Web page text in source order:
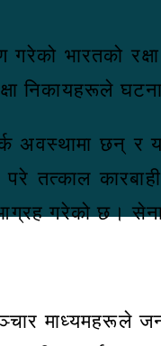
भारतको
निकायहरूले
अवस्थामा छन्
कारबाही
आग्रह गरेको